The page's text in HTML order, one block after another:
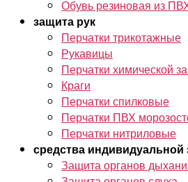
Обувь резиновая из
защита рук
Перчатки трикотажные
Рукавицы
Перчатки химической
Краги
Перчатки спилковые
Перчатки ПВХ
Перчатки нитриловые
средства
Защита органов